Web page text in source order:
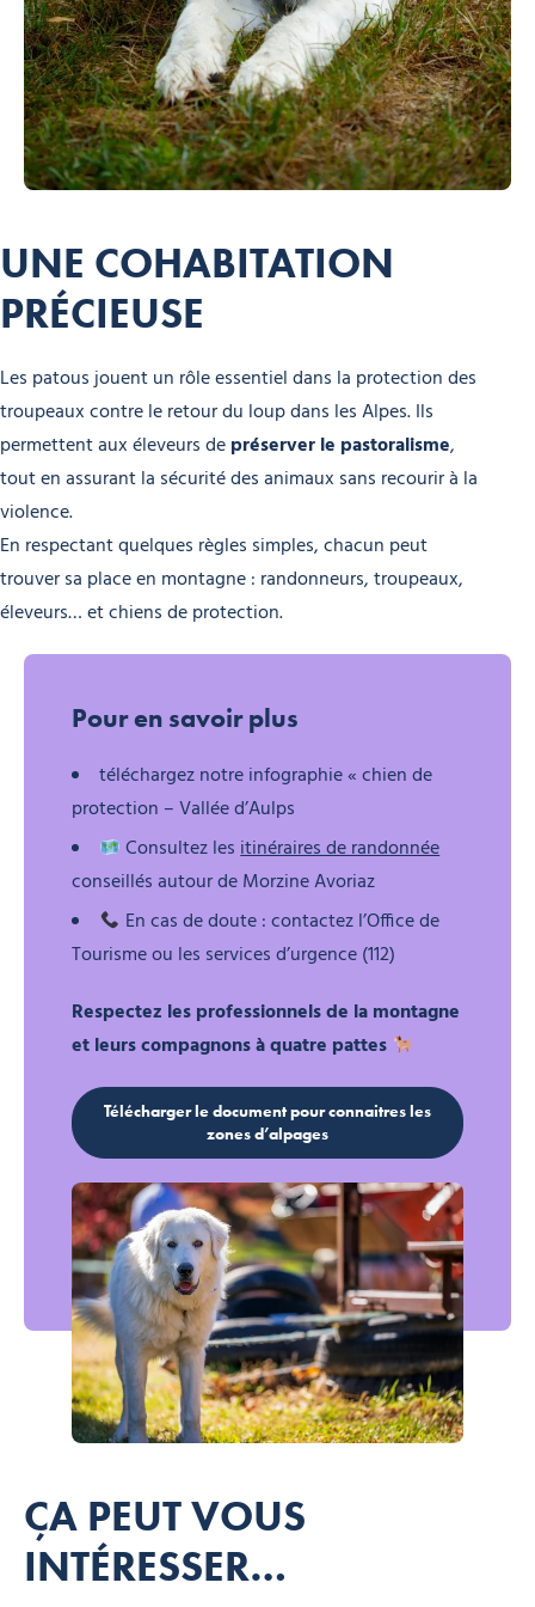
UNE COHABITATION
PRÉCIEUSE
Les patous jouent un rôle essentiel dans la protection des
troupeaux contre le retour du loup dans les Alpes. Ils
permettent aux éleveurs depréserver le pastoralisme,
tout en assurant la sécurité des animaux sans recourir à la
violence.
En respectant quelques règles simples, chacun peut
trouver sa place en montagne : randonneurs, troupeaux,
éleveurs… et chiens de protection.
Pour en savoir plus
téléchargez notre infographie « chien de
protection – Vallée d’Aulps
Consultez lesitinéraires de randonnée
conseillés autour de Morzine Avoriaz
En cas de doute : contactez l’Office de
Tourisme ou les services d’urgence (112)
Respectez les professionnels de la montagne
et leurs compagnons à quatre pattes
Télécharger le document pour connaitres les
zones d’alpages
ÇA PEUT VOUS
INTÉRESSER…